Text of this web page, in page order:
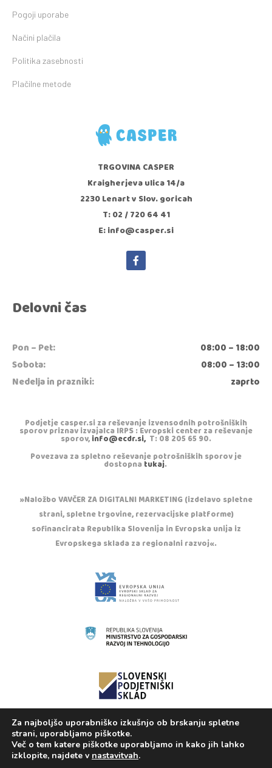
Pogoji uporabe
Načini plačila
Politika zasebnosti
Plačilne metode
TRGOVINA CASPER
Kraigherjeva ulica 14/a
2230 Lenart v Slov. goricah
T: 02 / 720 64 41
E: info@casper.si
Delovni čas
Pon – Pet:
08:00 – 18:00
Sobota:
08:00 – 13:00
Nedelja in prazniki:
zaprto
Podjetje casper.si za reševanje izvensodnih potrošniških
sporov priznav izvajalca IRPS : Evropski center za reševanje
sporov,info@ecdr.si, T: 08 205 65 90.
Povezava za spletno reševanje potrošniških sporov je
dostopnatukaj.
»Naložbo VAVČER ZA DIGITALNI MARKETING (izdelavo spletne
strani, spletne trgovine, rezervacijske platforme)
sofinancirata Republika Slovenija in Evropska unija iz
Evropskega sklada za regionalni razvoj«.
Copyright © 2020 Otroška trgovina Casper. Vse
pravice pridržane.
Za najboljšo uporabniško izkušnjo ob brskanju spletne
strani, uporabljamo piškotke.
Več o tem katere piškotke uporabljamo in kako jih lahko
izklopite, najdete v nastavitvah.